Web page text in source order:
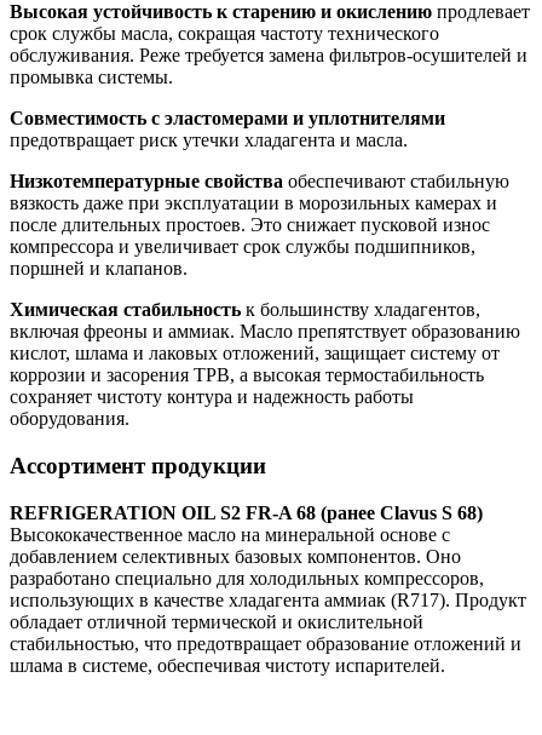
Высокая устойчивость к старению и окислению продлевает
срок службы масла, сокращая частоту технического
обслуживания. Реже требуется замена фильтров-осушителей и
промывка системы.
Совместимость с эластомерами и уплотнителями
предотвращает риск утечки хладагента и масла.
Низкотемпературные свойства обеспечивают стабильную
вязкость даже при эксплуатации в морозильных камерах и
после длительных простоев. Это снижает пусковой износ
компрессора и увеличивает срок службы подшипников,
поршней и клапанов.
Химическая стабильность к большинству хладагентов,
включая фреоны и аммиак. Масло препятствует образованию
кислот, шлама и лаковых отложений, защищает систему от
коррозии и засорения ТРВ, а высокая термостабильность
сохраняет чистоту контура и надежность работы
оборудования.
Ассортимент продукции
REFRIGERATION OIL S2 FR-A 68 (ранее Clavus S 68)
Высококачественное масло на минеральной основе с
добавлением селективных базовых компонентов. Оно
разработано специально для холодильных компрессоров,
использующих в качестве хладагента аммиак (R717). Продукт
обладает отличной термической и окислительной
стабильностью, что предотвращает образование отложений и
шлама в системе, обеспечивая чистоту испарителей.